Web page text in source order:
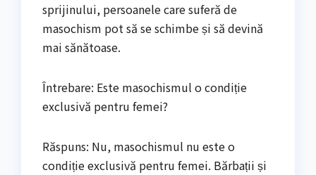
sprijinului, persoanele care suferă de
masochism pot să se schimbe și să devină
mai sănătoase.
Întrebare: Este masochismul o condiție
exclusivă pentru femei?
Răspuns: Nu, masochismul nu este o
condiție exclusivă pentru femei. Bărbații și